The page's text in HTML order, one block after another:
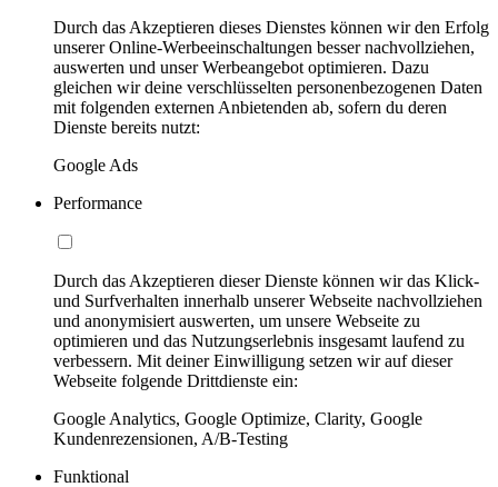
Durch das Akzeptieren dieses Dienstes können wir den Erfolg
unserer Online-Werbeeinschaltungen besser nachvollziehen,
auswerten und unser Werbeangebot optimieren. Dazu
gleichen wir deine verschlüsselten personenbezogenen Daten
mit folgenden externen Anbietenden ab, sofern du deren
Dienste bereits nutzt:
Google Ads
Performance
Durch das Akzeptieren dieser Dienste können wir das Klick-
und Surfverhalten innerhalb unserer Webseite nachvollziehen
und anonymisiert auswerten, um unsere Webseite zu
optimieren und das Nutzungserlebnis insgesamt laufend zu
verbessern. Mit deiner Einwilligung setzen wir auf dieser
Webseite folgende Drittdienste ein:
Google Analytics, Google Optimize, Clarity, Google
Kundenrezensionen, A/B-Testing
Funktional